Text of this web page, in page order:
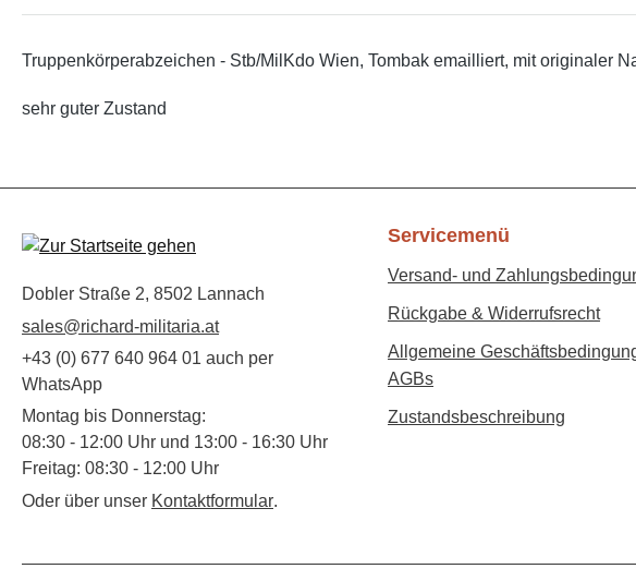
Truppenkörperabzeichen - Stb/MilKdo Wien, Tombak emailliert, mit originaler
sehr guter Zustand
Dobler Straße 2, 8502 Lannach
sales@richard-militaria.at
+43 (0) 677 640 964 01 auch per
WhatsApp
Montag bis Donnerstag:
08:30 - 12:00 Uhr und 13:00 - 16:30 Uhr
Freitag: 08:30 - 12:00 Uhr
Oder über unser Kontaktformular.
Servicemenü
Versand- und
Rückgabe & Widerrufsrecht
Allgemeine
AGBs
Zustandsbeschreibung